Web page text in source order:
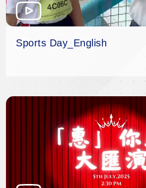
Sports Day_English